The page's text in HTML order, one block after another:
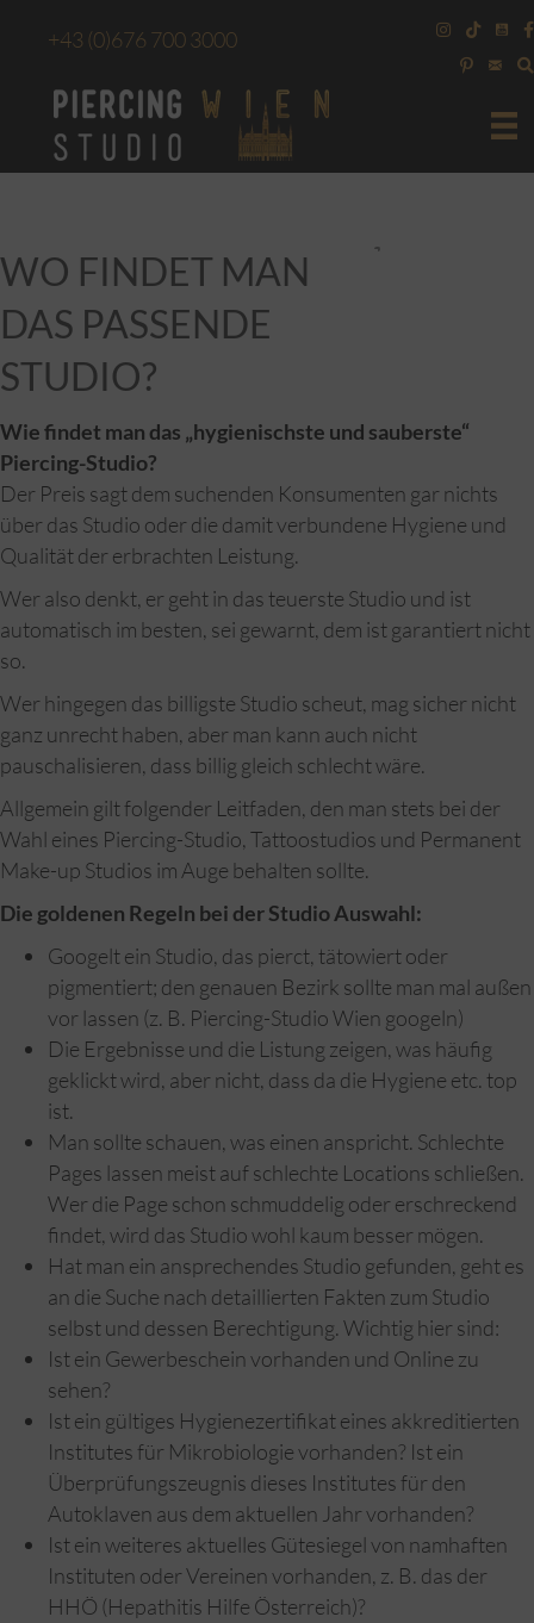
+43 (0)676 700 3000
WO FINDET MAN
DAS PASSENDE
STUDIO?
Wie findet man das „hygienischste und sauberste“
Piercing-Studio?
Der Preis sagt dem suchenden Konsumenten gar nichts
über das Studio oder die damit verbundene Hygiene und
Qualität der erbrachten Leistung.
Wer also denkt, er geht in das teuerste Studio und ist
automatisch im besten, sei gewarnt, dem ist garantiert nicht
so.
Wer hingegen das billigste Studio scheut, mag sicher nicht
ganz unrecht haben, aber man kann auch nicht
pauschalisieren, dass billig gleich schlecht wäre.
Allgemein gilt folgender Leitfaden, den man stets bei der
Wahl eines Piercing-Studio, Tattoostudios und Permanent
Make-up Studios im Auge behalten sollte.
Die goldenen Regeln bei der Studio Auswahl:
Googelt ein Studio, das pierct, tätowiert oder
pigmentiert; den genauen Bezirk sollte man mal außen
vor lassen (z. B. Piercing-Studio Wien googeln)
Die Ergebnisse und die Listung zeigen, was häufig
geklickt wird, aber nicht, dass da die Hygiene etc. top
ist.
Man sollte schauen, was einen anspricht. Schlechte
Pages lassen meist auf schlechte Locations schließen.
Wer die Page schon schmuddelig oder erschreckend
findet, wird das Studio wohl kaum besser mögen.
Hat man ein ansprechendes Studio gefunden, geht es
an die Suche nach detaillierten Fakten zum Studio
selbst und dessen Berechtigung. Wichtig hier sind:
Ist ein Gewerbeschein vorhanden und Online zu
sehen?
Ist ein gültiges Hygienezertifikat eines akkreditierten
Institutes für Mikrobiologie vorhanden? Ist ein
Überprüfungszeugnis dieses Institutes für den
Autoklaven aus dem aktuellen Jahr vorhanden?
Ist ein weiteres aktuelles Gütesiegel von namhaften
Instituten oder Vereinen vorhanden, z. B. das der
HHÖ (Hepathitis Hilfe Österreich)?